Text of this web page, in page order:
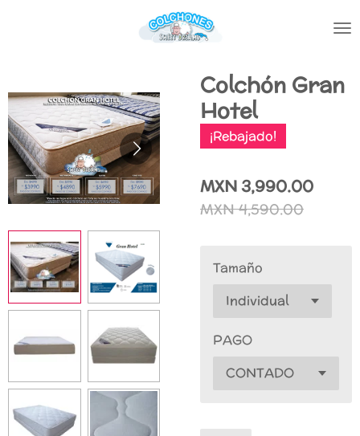
Colchón Gran
Hotel
¡Rebajado!
MXN 3,990.00
MXN 4,590.00
Tamaño
PAGO